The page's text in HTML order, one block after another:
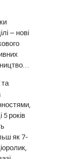
– нові
та
5 років
як 7-